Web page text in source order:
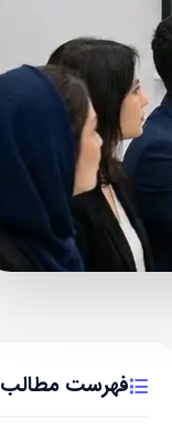
فهرست مطالب